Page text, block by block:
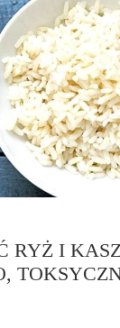
RYŻ I